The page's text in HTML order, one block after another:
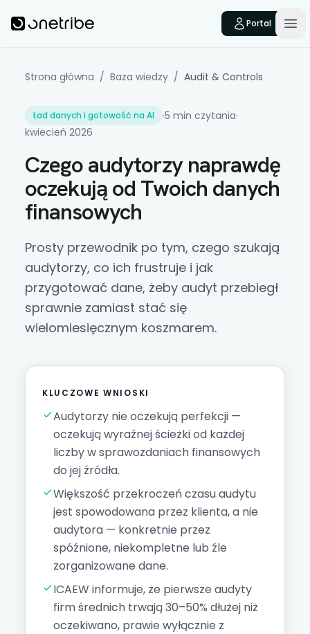
Onetribe
Portal
Strona główna / Baza wiedzy / Audit & Controls
Ład danych i gotowość na AI ·5 min czytania·
kwiecień 2026
Czego audytorzy naprawdę
oczekują od Twoich danych
finansowych
Prosty przewodnik po tym, czego szukają
audytorzy, co ich frustruje i jak
przygotować dane, żeby audyt przebiegł
sprawnie zamiast stać się
wielomiesięcznym koszmarem.
KLUCZOWE WNIOSKI
Audytorzy nie oczekują perfekcji —
oczekują wyraźnej ścieżki od każdej
liczby w sprawozdaniach finansowych
do jej źródła.
Większość przekroczeń czasu audytu
jest spowodowana przez klienta, a nie
audytora — konkretnie przez
spóźnione, niekompletne lub źle
zorganizowane dane.
ICAEW informuje, że pierwsze audyty
firm średnich trwają 30–50% dłużej niż
oczekiwano, prawie wyłącznie z